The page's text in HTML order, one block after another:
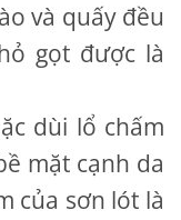
và quấy đều
gọt được là
dùi lổ chấm
mặt cạnh da
của sơn lót là